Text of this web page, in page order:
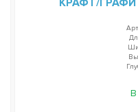
В